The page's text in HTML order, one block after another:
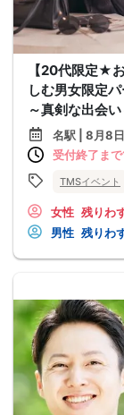
【20代限定★
しむ男女限定
～真剣な出会い
名駅 | 8月8
受付終了ま
TMSイベント
女性 残りわ
男性 残りわ